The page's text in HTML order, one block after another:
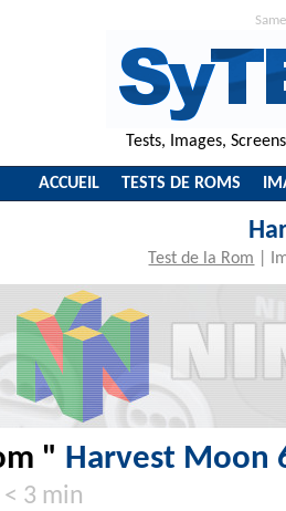
Tests, Images,
ACCUEIL TESTS DE ROMS
Test de la Rom
" Harvest Moon
3 min